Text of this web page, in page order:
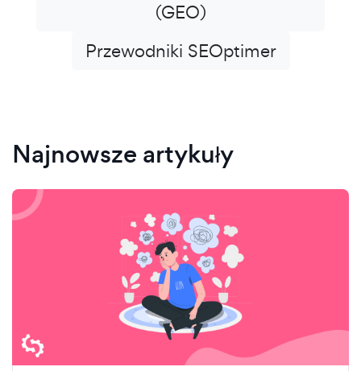
(GEO)
Przewodniki SEOptimer
Najnowsze artykuły